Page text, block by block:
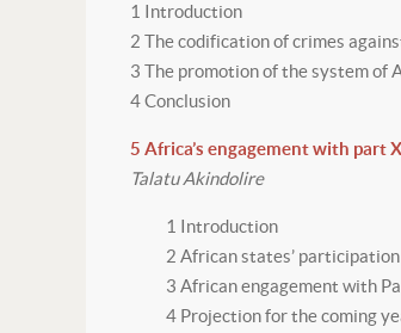
1 Introduction
2 The codification of crimes
3 The promotion of the system of
4 Conclusion
5 Africa’s engagement with part
Talatu Akindolire
1 Introduction
2 African states’
3 African engagement with
4 Projection for the coming